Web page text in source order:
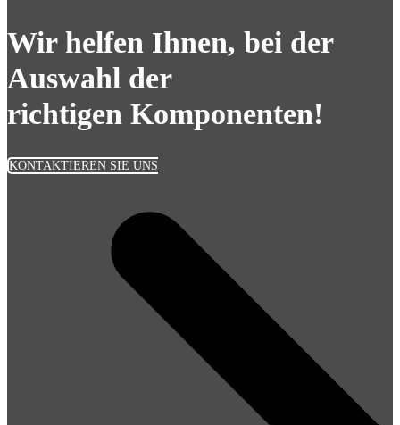
Wir helfen Ihnen, bei der
Auswahl der
richtigen Komponenten!
KONTAKTIEREN SIE UNS